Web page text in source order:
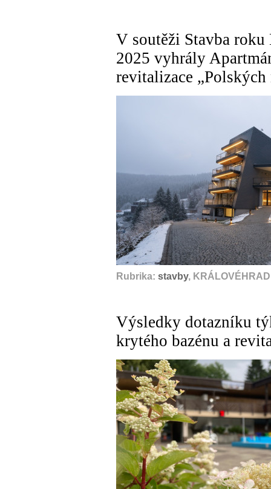
V soutěži Stavba
2025 vyhrály
revitalizace „Polských
Rubrika: stavby,
Výsledky dotazníku
krytého bazénu a